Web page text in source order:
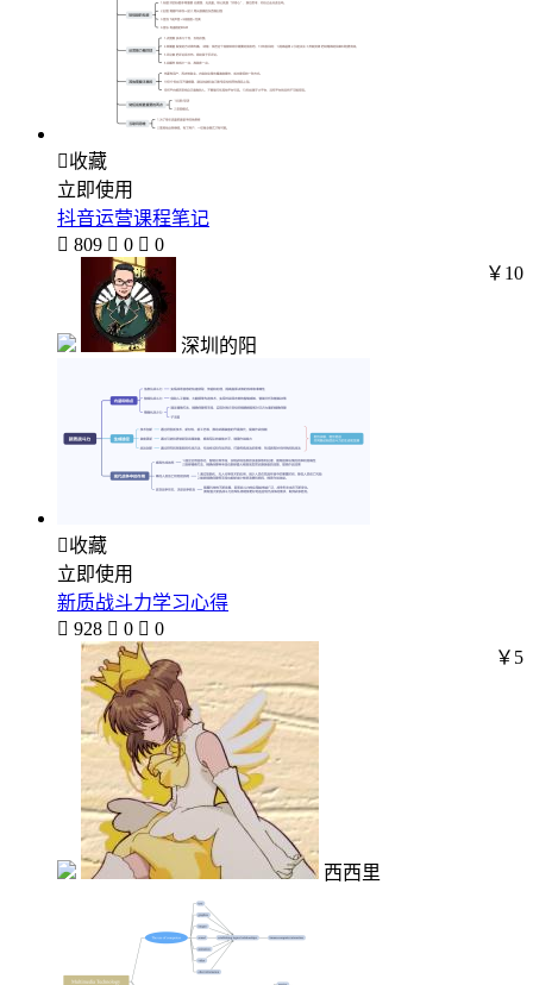
收藏
立即使用
抖音运营课程笔记
 809  0  0
深圳的阳
￥10
收藏
立即使用
新质战斗力学习心得
 928  0  0
西西里
￥5